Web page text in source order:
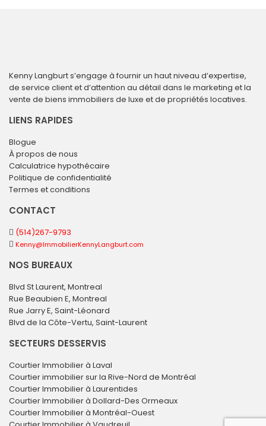
Kenny Langburt s’engage à fournir un haut niveau d’expertise,
de service client et d’attention au détail dans le marketing et la
vente de biens immobiliers de luxe et de propriétés locatives.
LIENS RAPIDES
Blogue
À propos de nous
Calculatrice hypothécaire
Politique de confidentialité
Termes et conditions
CONTACT
(514)267-9793
Kenny@ImmobilierKennyLangburt.com
NOS BUREAUX
Blvd St Laurent, Montreal
Rue Beaubien E, Montreal
Rue Jarry E, Saint-Léonard
Blvd de la Côte-Vertu, Saint-Laurent
SECTEURS DESSERVIS
Courtier Immobilier à Laval
Courtier immobilier sur la Rive-Nord de Montréal
Courtier Immobilier à Laurentides
Courtier Immobilier à Dollard-Des Ormeaux
Courtier Immobilier à Montréal-Ouest